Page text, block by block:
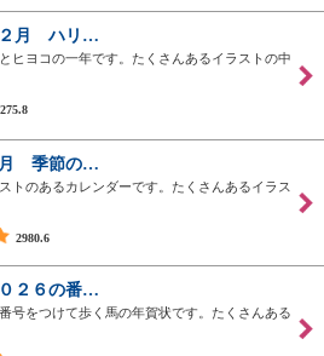
月 ハリ…
ヒヨコの一年です。たくさんあるイラストの中
275.8
季節の…
トのあるカレンダーです。たくさんあるイラス
2980.6
２６の番…
号をつけて歩く馬の年賀状です。たくさんある